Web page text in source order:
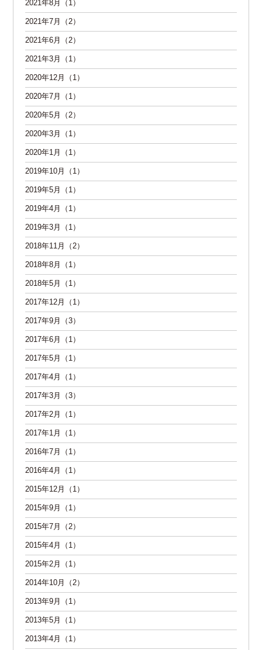
2021年8月（1）
2021年7月（2）
2021年6月（2）
2021年3月（1）
2020年12月（1）
2020年7月（1）
2020年5月（2）
2020年3月（1）
2020年1月（1）
2019年10月（1）
2019年5月（1）
2019年4月（1）
2019年3月（1）
2018年11月（2）
2018年8月（1）
2018年5月（1）
2017年12月（1）
2017年9月（3）
2017年6月（1）
2017年5月（1）
2017年4月（1）
2017年3月（3）
2017年2月（1）
2017年1月（1）
2016年7月（1）
2016年4月（1）
2015年12月（1）
2015年9月（1）
2015年7月（2）
2015年4月（1）
2015年2月（1）
2014年10月（2）
2013年9月（1）
2013年5月（1）
2013年4月（1）